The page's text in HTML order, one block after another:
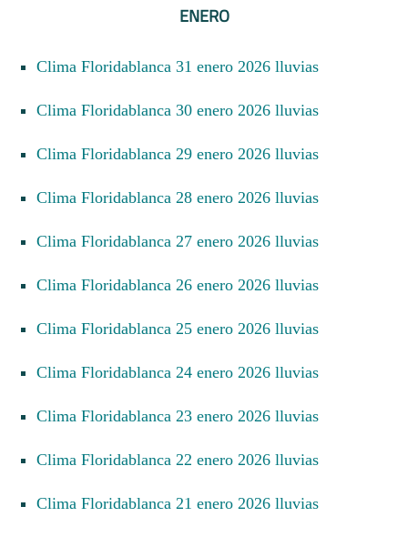
ENERO
Clima Floridablanca 31 enero 2026 lluvias
Clima Floridablanca 30 enero 2026 lluvias
Clima Floridablanca 29 enero 2026 lluvias
Clima Floridablanca 28 enero 2026 lluvias
Clima Floridablanca 27 enero 2026 lluvias
Clima Floridablanca 26 enero 2026 lluvias
Clima Floridablanca 25 enero 2026 lluvias
Clima Floridablanca 24 enero 2026 lluvias
Clima Floridablanca 23 enero 2026 lluvias
Clima Floridablanca 22 enero 2026 lluvias
Clima Floridablanca 21 enero 2026 lluvias